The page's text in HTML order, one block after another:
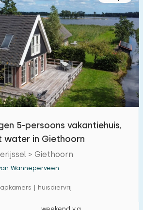
5-persoons vakantiehuis,
water in Giethoorn
> Giethoorn
Wanneperveen
| huisdiervrij